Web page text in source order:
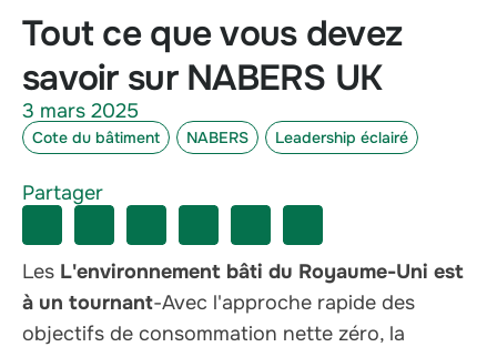
Tout ce que vous devez
savoir sur NABERS UK
Les L'environnement bâti du Royaume-Uni est
à un tournant-Avec l'approche rapide des
objectifs de consommation nette zéro, la
3 mars 2025
Cote du bâtiment NABERS Leadership éclairé
Partager